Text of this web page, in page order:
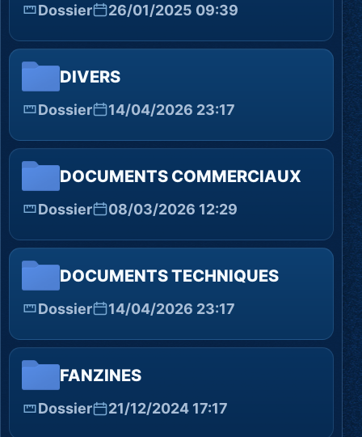
Dossier 26/01/2025 09:39
DIVERS
Dossier 14/04/2026 23:17
DOCUMENTS COMMERCIAUX
Dossier 08/03/2026 12:29
DOCUMENTS TECHNIQUES
Dossier 14/04/2026 23:17
FANZINES
Dossier 21/12/2024 17:17